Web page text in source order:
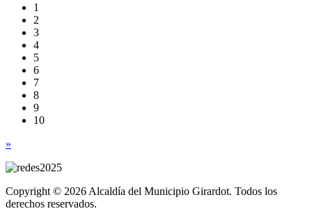
1
2
3
4
5
6
7
8
9
10
»
Copyright © 2026 Alcaldía del Municipio Girardot. Todos los
derechos reservados.